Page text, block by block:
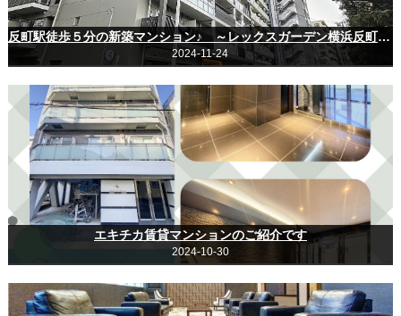
反町駅徒歩５分の新築マンション♪ ～レックスガーデン横浜反町公園～
2024-11-24
エキチカ賃貸マンションのご紹介です
2024-10-30